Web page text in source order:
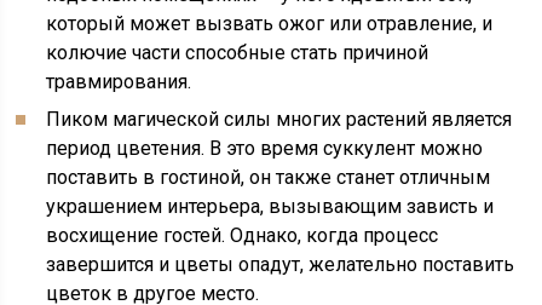
который может вызвать ожог или отравление, и
колючие части способные стать причиной
травмирования.
Пиком магической силы многих растений является
период цветения. В это время суккулент можно
поставить в гостиной, он также станет отличным
украшением интерьера, вызывающим зависть и
восхищение гостей. Однако, когда процесс
завершится и цветы опадут, желательно поставить
цветок в другое место.